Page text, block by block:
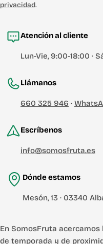
privacidad.
Atención al cliente
Lun-Vie, 9:00-18:00 ·
Llámanos
660 325 946 ·
Escríbenos
info@somosfruta.es
Dónde estamos
Mesón, 13 · 03340
En SomosFruta
de temporada y de